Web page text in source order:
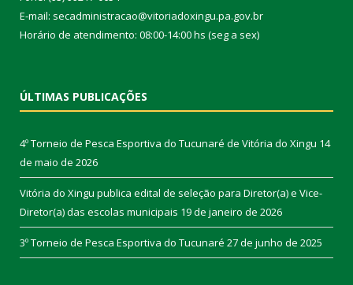
E-mail: secadministracao@vitoriadoxingu.pa.gov.br
Horário de atendimento: 08:00-14:00 hs (seg a sex)
ÚLTIMAS PUBLICAÇÕES
4º Torneio de Pesca Esportiva do Tucunaré de Vitória do Xingu 14
de maio de 2026
Vitória do Xingu publica edital de seleção para Diretor(a) e Vice-
Diretor(a) das escolas municipais 19 de janeiro de 2026
3º Torneio de Pesca Esportiva do Tucunaré 27 de junho de 2025